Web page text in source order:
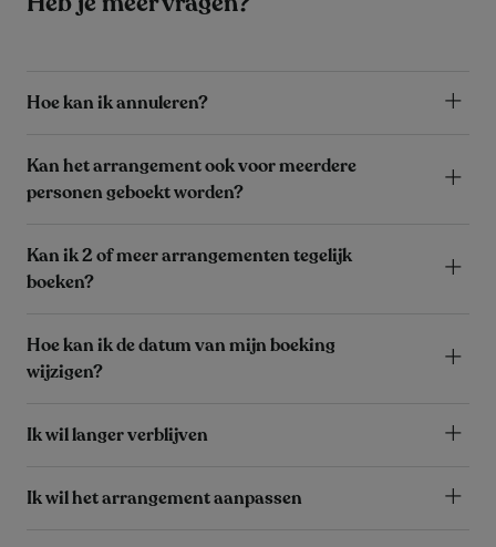
Hoe kan ik annuleren?
Kan het arrangement ook voor meerdere
personen geboekt worden?
Kan ik 2 of meer arrangementen tegelijk
boeken?
Hoe kan ik de datum van mijn boeking
wijzigen?
Ik wil langer verblijven
Ik wil het arrangement aanpassen